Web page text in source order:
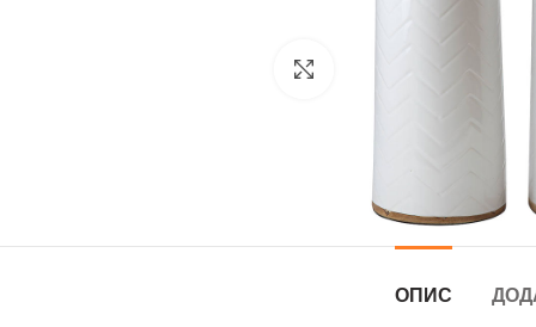
Натисніть, щоб збільшити
ОПИС